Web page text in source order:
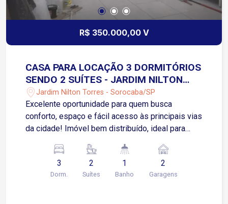
supermercados, escolas, farmácias e comércios
variados, facilitando a rotina dos moradores.
R$ 350.000,00 V
CASA PARA LOCAÇÃO 3 DORMITÓRIOS
SENDO 2 SUÍTES - JARDIM NILTON
TORRES - SOROCABA/SP
Jardim Nilton Torres - Sorocaba/SP
Excelente oportunidade para quem busca
conforto, espaço e fácil acesso às principais vias
da cidade! Imóvel bem distribuído, ideal para
com comércio e serviços próximos.
Características do imóvel: 125 m² de área útil 3
dormitórios, sendo 2 suítes Sala de estar e sala
3
Dorm.
2
Suítes
1
Banho
2
Garagens